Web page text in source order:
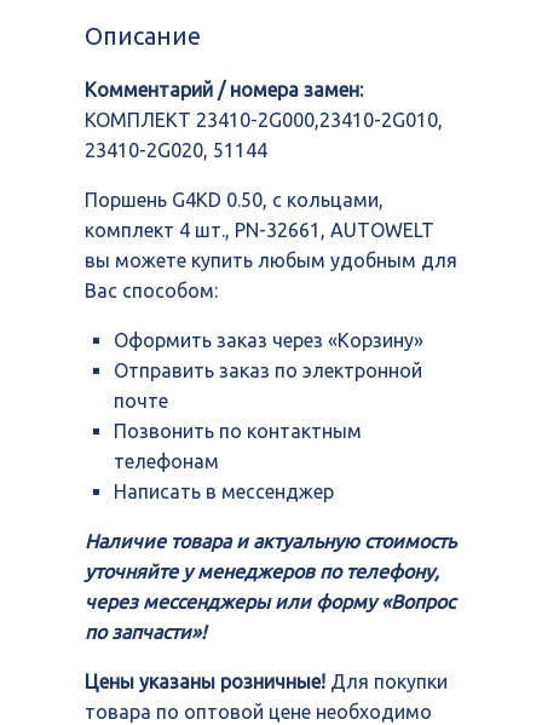
с
комплект
4
PN-
AUTOWELT
Описание
Комментарий / номера замен:
КОМПЛЕКТ 23410-2G000,23410-2G010,
23410-2G020, 51144
Поршень G4KD 0.50, с кольцами,
комплект 4 шт., PN-32661, AUTOWELT
вы можете купить любым удобным для
Вас способом:
Оформить заказ через «Корзину»
Отправить заказ по электронной
почте
Позвонить по контактным
телефонам
Написать в мессенджер
Наличие товара и актуальную стоимость
уточняйте у менеджеров по телефону,
через мессенджеры или форму «Вопрос
по запчасти»!
Цены указаны розничные! Для покупки
товара по оптовой цене необходимо